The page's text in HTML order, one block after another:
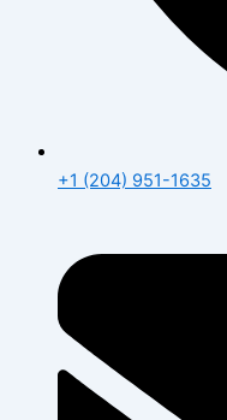
+1 (204) 951-1635